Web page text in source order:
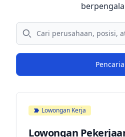
Lowongan Kerja
Lowongan